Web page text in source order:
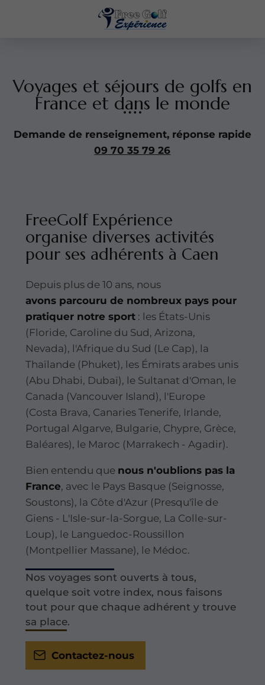
Voyages et séjours de golfs en
France et dans le monde
Demande de renseignement, réponse rapide
09 70 35 79 26
FreeGolf Expérience
organise diverses activités
pour ses adhérents à Caen
Depuis plus de 10 ans, nous
avons parcouru de nombreux pays pour
pratiquer notre sport : les États-Unis
(Floride, Caroline du Sud, Arizona,
Nevada), l'Afrique du Sud (Le Cap), la
Thaïlande (Phuket), les Émirats arabes unis
(Abu Dhabi, Dubaï), le Sultanat d'Oman, le
Canada (Vancouver Island), l'Europe
(Costa Brava, Canaries Tenerife, Irlande,
Portugal Algarve, Bulgarie, Chypre, Grèce,
Baléares), le Maroc (Marrakech - Agadir).
Bien entendu que nous n'oublions pas la
France, avec le Pays Basque (Seignosse,
Soustons), la Côte d'Azur (Presqu'île de
Giens - L'Isle-sur-la-Sorgue, La Colle-sur-
Loup), le Languedoc-Roussillon
(Montpellier Massane), le Médoc.
Nos voyages sont ouverts à tous,
quelque soit votre index, nous faisons
tout pour que chaque adhérent y trouve
sa place.
Contactez-nous